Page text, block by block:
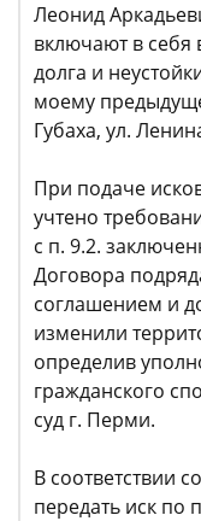
Леонид
включают в себя
долга и
моему
Губаха, ул.
При подаче
учтено
с п. 9.2.
Договора
соглашением и
изменили
определив
гражданского
суд г. Перми.
В соответствии
передать иск по